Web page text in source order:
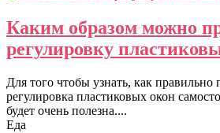
Каким образом можно
регулировку
Для того чтобы узнать, как правильно
регулировка пластиковых окон
будет очень полезна....
Еда